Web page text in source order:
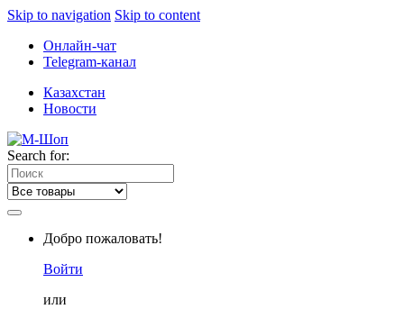
Skip to navigation Skip to content
Онлайн-чат
Telegram-канал
Казахстан
Новости
Search for:
Добро пожаловать!
Войти
или